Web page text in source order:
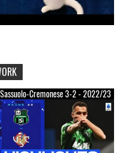
Sassuolo-Cremonese 3-2 - 2022/23